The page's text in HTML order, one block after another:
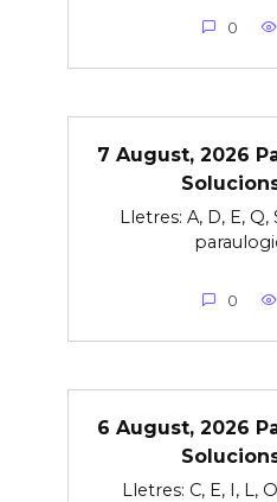
0
7 August, 2026
Lletres: A, D, E, Q,
0
6 August, 2026
Lletres: C, E, I, L,